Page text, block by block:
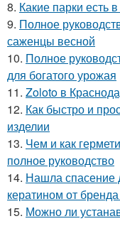
8. Какие парки есть
9. Полное
саженцы весной
10. Полное
для богатого урожая
11. Zoloto в
12. Как быстро и
изделии
13. Чем и как
полное руководство
14. Нашла спасение
кератином от
15. Можно ли